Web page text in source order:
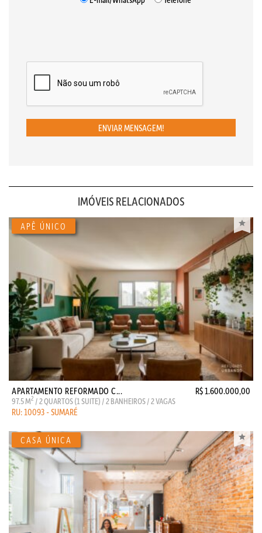
ENVIAR MENSAGEM!
IMÓVEIS RELACIONADOS
APARTAMENTO REFORMADO C... R$ 1.600.000,00
97.5 M2 / 2 QUARTOS (1 SUITE) / 2 BANHEIROS / 2 VAGAS
RU: 10093 - SUMARÉ